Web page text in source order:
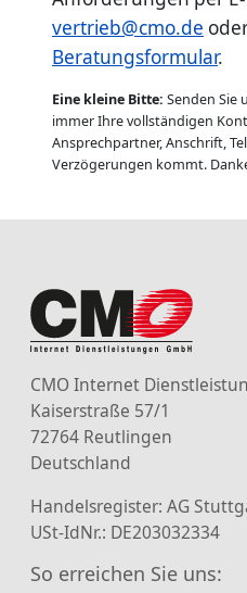
vertrieb@cmo.de
Beratungsformular.
Eine kleine Bitte: Senden Sie
immer Ihre vollständigen
Ansprechpartner, Anschrift,
Verzögerungen kommt.
CMO Internet
Kaiserstraße 57/1
72764 Reutlingen
Deutschland
Handelsregister: AG
USt-IdNr.: DE203032334
So erreichen Sie uns: